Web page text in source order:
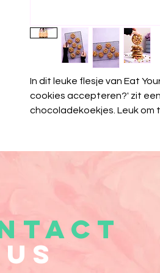
In dit leuke flesje van Eat
cookies accepteren?' zit
chocoladekoekjes. Leuk om
US